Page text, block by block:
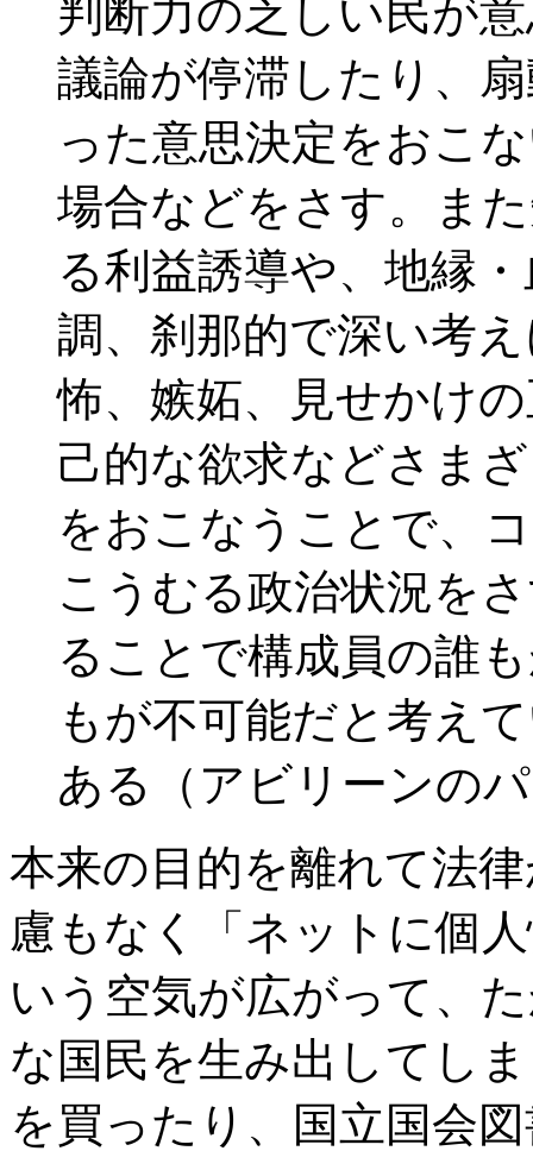
判断力の乏しい民が
議論が停滞したり、
った意思決定をおこ
場合などをさす。ま
る利益誘導や、地縁
調、刹那的で深い考
怖、嫉妬、見せかけ
己的な欲求などさま
をおこなうことで、
こうむる政治状況を
ることで構成員の誰
もが不可能だと考え
ある（アビリーンの
本来の目的を離れて法
慮もなく「ネットに個
いう空気が広がって、
な国民を生み出してし
を買ったり、国立国会